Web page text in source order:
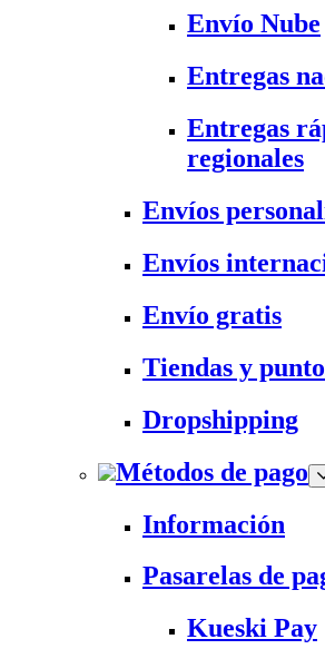
Envío Nube
Entregas
Entregas
regionales
Envíos
Envíos
Envío gratis
Tiendas y
Dropshipping
Métodos de pago
Información
Pasarelas de
Kueski Pay